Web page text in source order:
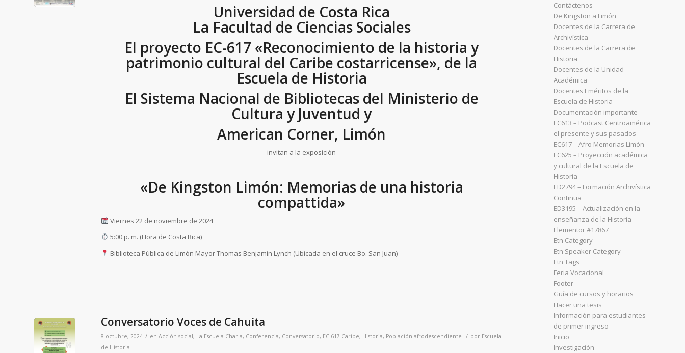
Universidad de Costa Rica
La Facultad de Ciencias Sociales
El proyecto EC-617 «Reconocimiento de la historia y
patrimonio cultural del Caribe costarricense», de la
Escuela de Historia
El Sistema Nacional de Bibliotecas del Ministerio de
Cultura y Juventud y
American Corner, Limón
invitan a la exposición
«De Kingston Limón: Memorias de una historia
compattida»
Viernes 22 de noviembre de 2024
5:00 p. m. (Hora de Costa Rica)
Biblioteca Pública de Limón Mayor Thomas Benjamin Lynch (Ubicada en el cruce Bo. San Juan)
Conversatorio Voces de Cahuita
8 octubre, 2024 / en Acción social, La Escuela Charla, Conferencia, Conversatorio, EC-617 Caribe, Historia, Población afrodescendiente / por Escuela
de Historia
Contáctenos
De Kingston a Limón
Docentes de la Carrera de
Archivística
Docentes de la Carrera de
Historia
Docentes de la Unidad
Académica
Docentes Eméritos de la
Escuela de Historia
Documentación importante
EC613 – Podcast Centroamérica
el presente y sus pasados
EC617 – Afro Memorias Limón
EC625 – Proyección académica
y cultural de la Escuela de
Historia
ED2794 – Formación Archivística
Continua
ED3195 – Actualización en la
enseñanza de la Historia
Elementor #17867
Etn Category
Etn Speaker Category
Etn Tags
Feria Vocacional
Footer
Guía de cursos y horarios
Hacer una tesis
Información para estudiantes
de primer ingreso
Inicio
Investigación